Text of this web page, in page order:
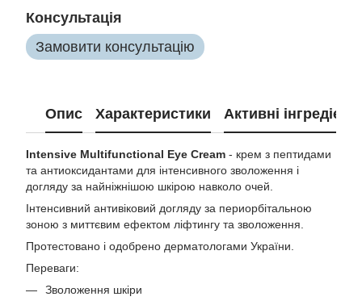
Консультація
Замовити консультацію
Опис Характеристики Активні
Intensive Multifunctional Eye Cream - крем з пептидами
та антиоксидантами для інтенсивного зволоження і
догляду за найніжнішою шкірою навколо очей.
Інтенсивний антивіковий догляду за периорбітальною
зоною з миттєвим ефектом ліфтингу та зволоження.
Протестовано і одобрено дерматологами України.
Переваги:
Зволоження шкіри